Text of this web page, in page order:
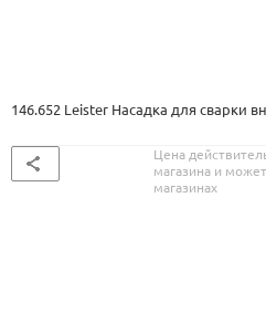
146.652 Leister Насадка для сварки
Цена
магазина и
магазинах